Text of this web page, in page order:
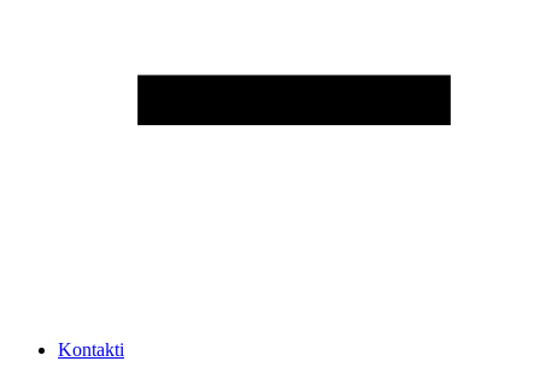
Kontakti